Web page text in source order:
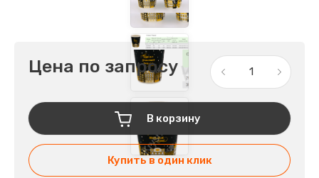
Цена по запросу
В корзину
Купить в один клик